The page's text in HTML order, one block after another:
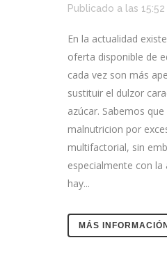
Publicado a las 15:52
En la actualidad
oferta disponible de
cada vez son más
sustituir el dulzor
azúcar. Sabemos
malnutricion por
multifactorial, sin
especialmente con la
hay...
MÁS INFORMACIÓN